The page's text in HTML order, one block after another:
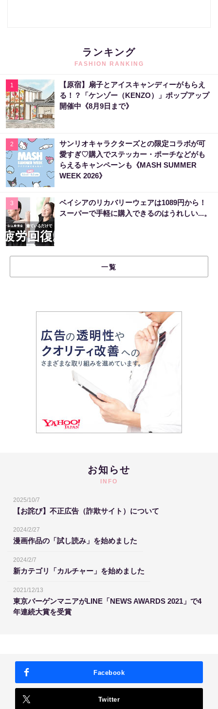
ランキング
FASHION RANKING
1
【原宿】扇子とアイスキャンディーがもらえ
る！？「ケンゾー（KENZO）」ポップアップ
開催中《8月9日まで》
2
サンリオキャラクターズとの限定コラボが可
愛すぎ♡購入でステッカー・ポーチなどがも
らえるキャンペーンも《MASH SUMMER
WEEK 2026》
3
ベイシアのリカバリーウェアは1089円から！
スーパーで手軽に購入できるのはうれしい...。
一覧
お知らせ
INFO
2025/10/7
【お詫び】不正広告（詐欺サイト）について
2024/2/27
漫画作品の「試し読み」を始めました
2024/2/7
新カテゴリ「カルチャー」を始めました
2021/12/13
東京バーゲンマニアがLINE「NEWS AWARDS 2021」で4
年連続大賞を受賞
Facebook
Twitter